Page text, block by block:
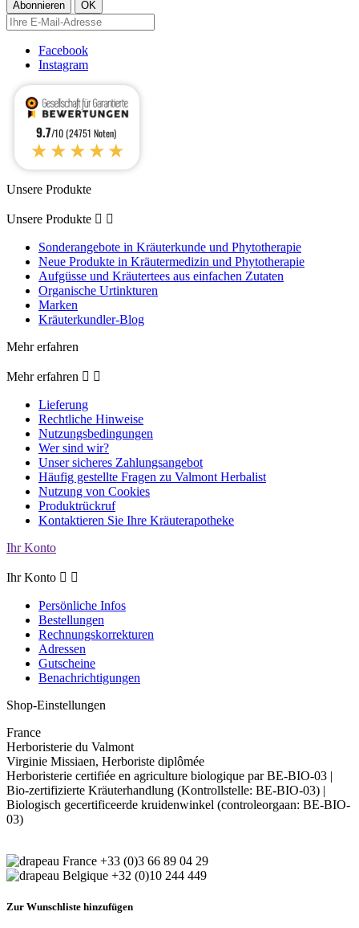
Facebook
Instagram
9.7/10 (24751 Noten)
★★★★★
Unsere Produkte
Unsere Produkte  
Sonderangebote in Kräuterkunde und Phytotherapie
Neue Produkte in Kräutermedizin und Phytotherapie
Aufgüsse und Kräutertees aus einfachen Zutaten
Organische Urtinkturen
Marken
Kräuterkundler-Blog
Mehr erfahren
Mehr erfahren  
Lieferung
Rechtliche Hinweise
Nutzungsbedingungen
Wer sind wir?
Unser sicheres Zahlungsangebot
Häufig gestellte Fragen zu Valmont Herbalist
Nutzung von Cookies
Produktrückruf
Kontaktieren Sie Ihre Kräuterapotheke
Ihr Konto
Ihr Konto  
Persönliche Infos
Bestellungen
Rechnungskorrekturen
Adressen
Gutscheine
Benachrichtigungen
Shop-Einstellungen
France
Herboristerie du Valmont
Virginie Missiaen, Herboriste diplômée
Herboristerie certifiée en agriculture biologique par BE-BIO-03 |
Bio-zertifizierte Kräuterhandlung (Kontrollstelle: BE-BIO-03) |
Biologisch gecertificeerde kruidenwinkel (controleorgaan: BE-BIO-
03)
+33 (0)3 66 89 04 29
+32 (0)10 244 449
Zur Wunschliste hinzufügen